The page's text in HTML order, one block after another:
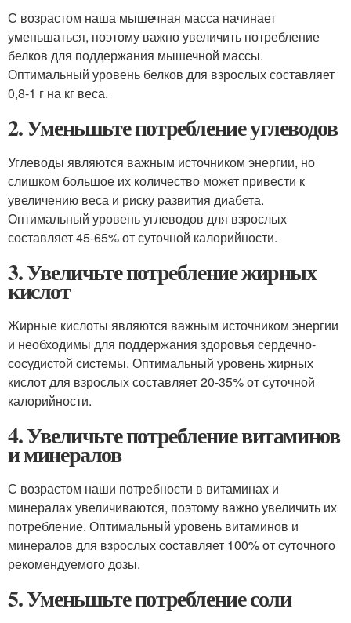
С возрастом наша мышечная масса начинает
уменьшаться, поэтому важно увеличить потребление
белков для поддержания мышечной массы.
Оптимальный уровень белков для взрослых составляет
0,8-1 г на кг веса.
2. Уменьшьте потребление углеводов
Углеводы являются важным источником энергии, но
слишком большое их количество может привести к
увеличению веса и риску развития диабета.
Оптимальный уровень углеводов для взрослых
составляет 45-65% от суточной калорийности.
3. Увеличьте потребление жирных
кислот
Жирные кислоты являются важным источником энергии
и необходимы для поддержания здоровья сердечно-
сосудистой системы. Оптимальный уровень жирных
кислот для взрослых составляет 20-35% от суточной
калорийности.
4. Увеличьте потребление витаминов
и минералов
С возрастом наши потребности в витаминах и
минералах увеличиваются, поэтому важно увеличить их
потребление. Оптимальный уровень витаминов и
минералов для взрослых составляет 100% от суточного
рекомендуемого дозы.
5. Уменьшьте потребление соли